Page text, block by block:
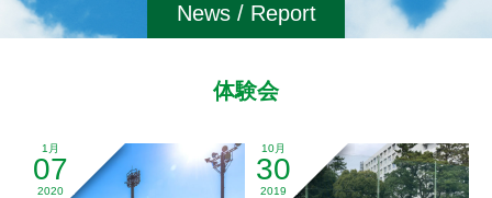
News / Report
体験会
1月
07
2020
10月
30
2019